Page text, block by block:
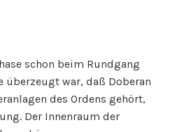
schon beim Rundgang
überzeugt war, daß Doberan
des Ordens gehört,
Der Innenraum der